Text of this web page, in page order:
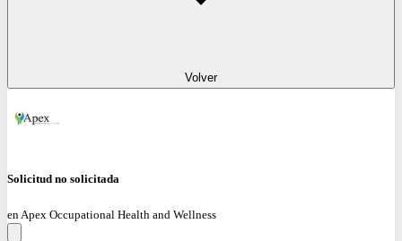
Volver
Solicitud no solicitada
en Apex Occupational Health and Wellness